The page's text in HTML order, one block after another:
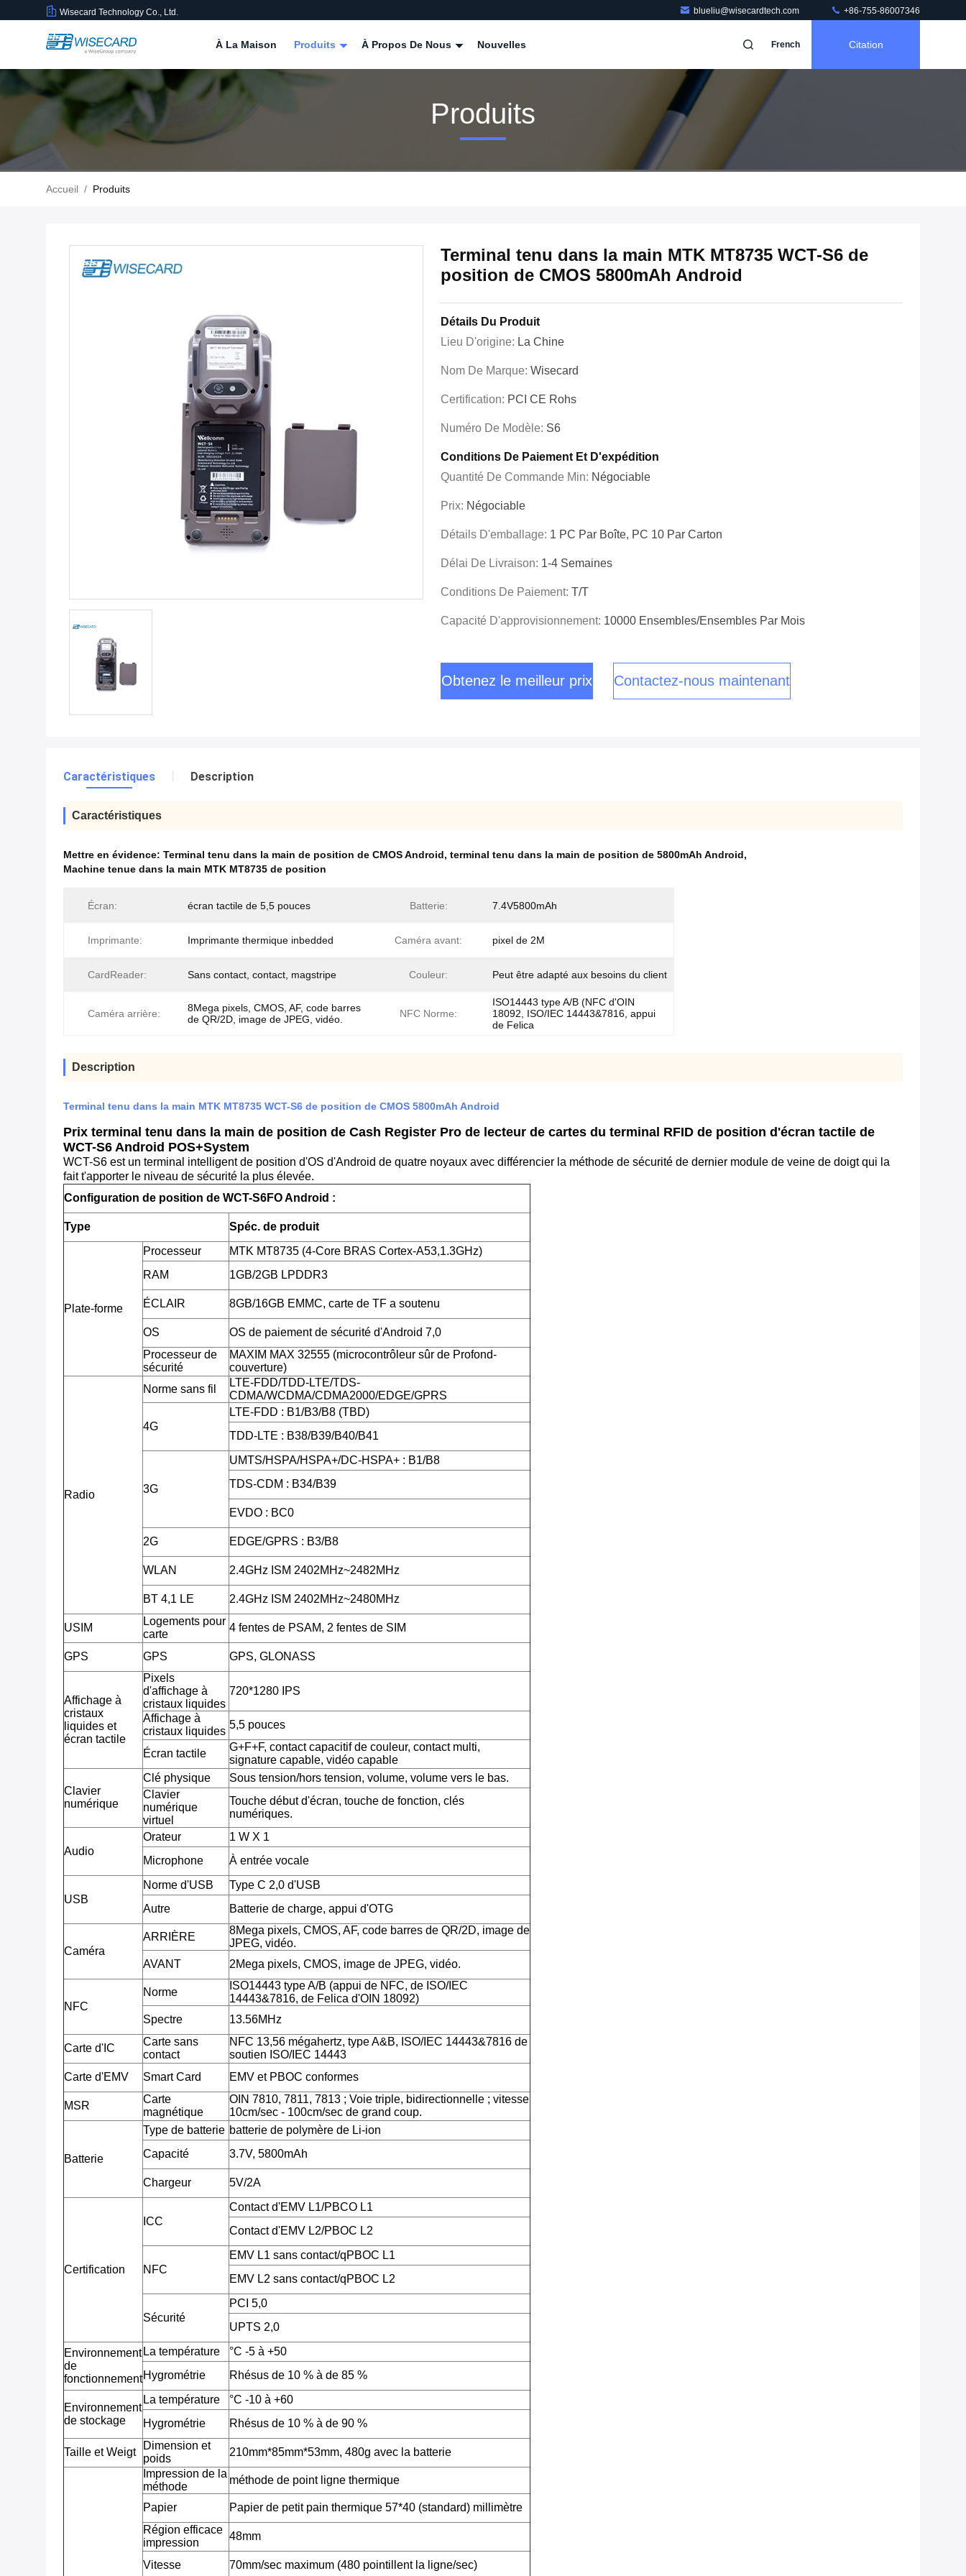
Wisecard Technology Co., Ltd. blueliu@wisecardtech.com +86-755-86007346
À La Maison Produits À Propos De Nous Nouvelles French Citation
Produits
Accueil / Produits
Terminal tenu dans la main MTK MT8735 WCT-S6 de
position de CMOS 5800mAh Android
Détails Du Produit
Lieu D'origine: La Chine
Nom De Marque: Wisecard
Certification: PCI CE Rohs
Numéro De Modèle: S6
Conditions De Paiement Et D'expédition
Quantité De Commande Min: Négociable
Prix: Négociable
Détails D'emballage: 1 PC Par Boîte, PC 10 Par Carton
Délai De Livraison: 1-4 Semaines
Conditions De Paiement: T/T
Capacité D'approvisionnement: 10000 Ensembles/ensembles Par Mois
Obtenez le meilleur prix Contactez-nous maintenant
Caractéristiques Description
Caractéristiques
Mettre en évidence: Terminal tenu dans la main de position de CMOS Android, terminal tenu dans la main de position de 5800mAh Android,
Machine tenue dans la main MTK MT8735 de position
Écran: écran tactile de 5,5 pouces Batterie: 7.4V5800mAh
Imprimante: Imprimante thermique inbedded Caméra avant: pixel de 2M
CardReader: Sans contact, contact, magstripe Couleur: Peut être adapté aux besoins du client
Caméra arrière:
8Mega pixels, CMOS, AF, code barres
de QR/2D, image de JPEG, vidéo.
NFC Norme:
ISO14443 type A/B (NFC d'OIN
18092, ISO/IEC 14443&7816, appui
de Felica
Description
Terminal tenu dans la main MTK MT8735 WCT-S6 de position de CMOS 5800mAh Android
Prix terminal tenu dans la main de position de Cash Register Pro de lecteur de cartes du terminal RFID de position d'écran tactile de
WCT-S6 Android POS+System
WCT-S6 est un terminal intelligent de position d'OS d'Android de quatre noyaux avec différencier la méthode de sécurité de dernier module de veine de doigt qui la
fait t'apporter le niveau de sécurité la plus élevée.
Configuration de position de WCT-S6FO Android :
Type Spéc. de produit
Plate-forme
Processeur
MTK MT8735 (4-Core BRAS Cortex-A53,1.3GHz)
RAM
1GB/2GB LPDDR3
ÉCLAIR 8GB/16GB EMMC, carte de TF a soutenu
OS
OS de paiement de sécurité d'Android 7,0
Processeur de
sécurité
MAXIM MAX 32555 (microcontrôleur sûr de Profond-
couverture)
Radio
Norme sans fil
LTE-FDD/TDD-LTE/TDS-
CDMA/WCDMA/CDMA2000/EDGE/GPRS
4G
LTE-FDD : B1/B3/B8 (TBD)
TDD-LTE : B38/B39/B40/B41
3G
UMTS/HSPA/HSPA+/DC-HSPA+ : B1/B8
TDS-CDM : B34/B39
EVDO : BC0
2G EDGE/GPRS : B3/B8
WLAN 2.4GHz ISM 2402MHz~2482MHz
BT 4,1 LE 2.4GHz ISM 2402MHz~2480MHz
USIM
Logements pour
carte
4 fentes de PSAM, 2 fentes de SIM
GPS GPS GPS, GLONASS
Affichage à
cristaux
liquides et
écran tactile
Pixels
d'affichage à
cristaux liquides
720*1280 IPS
Affichage à
cristaux liquides
5,5 pouces
Écran tactile
G+F+F, contact capacitif de couleur, contact multi,
signature capable, vidéo capable
Clavier
numérique
Clé physique
Sous tension/hors tension, volume, volume vers le bas.
Clavier
numérique
virtuel
Touche début d'écran, touche de fonction, clés
numériques.
Audio
Orateur
1 W X 1
Microphone
À entrée vocale
USB
Norme d'USB
Type C 2,0 d'USB
Autre
Batterie de charge, appui d'OTG
Caméra
ARRIÈRE
8Mega pixels, CMOS, AF, code barres de QR/2D, image de
JPEG, vidéo.
AVANT
2Mega pixels, CMOS, image de JPEG, vidéo.
NFC
Norme
ISO14443 type A/B (appui de NFC, de ISO/IEC
14443&7816, de Felica d'OIN 18092)
Spectre
13.56MHz
Carte d'IC
Carte sans
contact
NFC 13,56 mégahertz, type A&B, ISO/IEC 14443&7816 de
soutien ISO/IEC 14443
Carte d'EMV
Smart Card EMV et PBOC conformes
MSR
Carte
magnétique
OIN 7810, 7811, 7813 ; Voie triple, bidirectionnelle ; vitesse
10cm/sec - 100cm/sec de grand coup.
Batterie
Type de batterie batterie de polymère de Li-ion
Capacité
3.7V, 5800mAh
Chargeur 5V/2A
Certification
ICC
Contact d'EMV L1/PBCO L1
Contact d'EMV L2/PBOC L2
NFC
EMV L1 sans contact/qPBOC L1
EMV L2 sans contact/qPBOC L2
Sécurité
PCI 5,0
UPTS 2,0
Environnement
de
fonctionnement
La température
°C -5 à +50
Hygrométrie
Rhésus de 10 % à de 85 %
Environnement
de stockage
La température
°C -10 à +60
Hygrométrie
Rhésus de 10 % à de 90 %
Taille et Weigt
Dimension et
poids
210mm*85mm*53mm, 480g avec la batterie
Impression de la
méthode
méthode de point ligne thermique
Papier
Papier de petit pain thermique 57*40 (standard) millimètre
Région efficace
impression
48mm
Vitesse 70mm/sec maximum (480 pointillent la ligne/sec)